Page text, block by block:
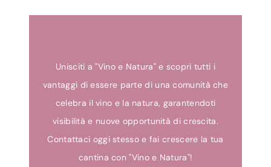
Unisciti a "Vino e Natura" e scopri tutti i
vantaggi di essere parte di una comunità che
celebra il vino e la natura, garantendoti
visibilità e nuove opportunità di crescita.
Contattaci oggi stesso e fai crescere la tua
cantina con "Vino e Natura"!